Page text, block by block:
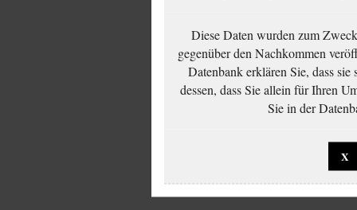
Diese Daten wurden zum
gegenüber den Nachkommen
Datenbank erklären Sie, dass sie
dessen, dass Sie allein für Ihren
Sie in der
X